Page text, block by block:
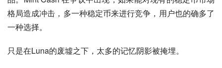
格局造成冲击，多一种稳定币来进行竞争，用户也的确多了
一种选择。
只是在Luna的废墟之下，太多的记忆阴影被掩埋。